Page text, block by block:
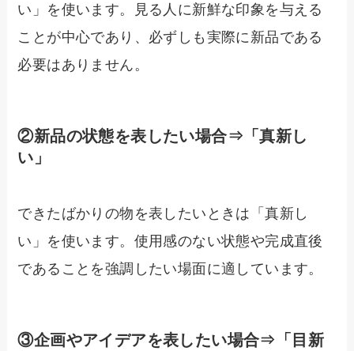
い」を使います。見る人に新鮮な印象を与える
ことが中心であり、必ずしも実際に新品である
必要はありません。
②新品の状態を表したい場合⇒「真新し
い」
できたばかりの物を表したいときは「真新し
い」を使います。使用感のない状態や完成直後
であることを強調したい場面に適しています。
③企画やアイデアを表したい場合⇒「目新